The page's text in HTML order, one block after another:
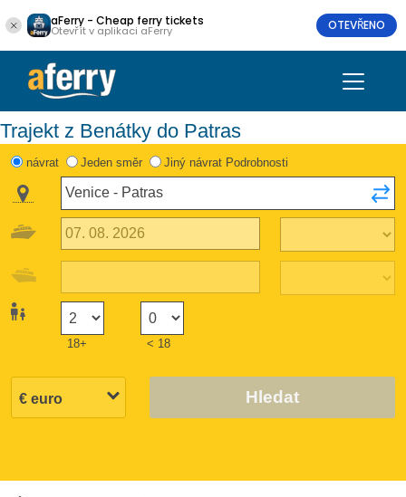
aFerry - Cheap ferry tickets
Otevřít v aplikaci aFerry OTEVŘENO
Trajekt z Benátky do Patras
návrat Jeden směr Jiný návrat Podrobnosti
18+ < 18
Hledat